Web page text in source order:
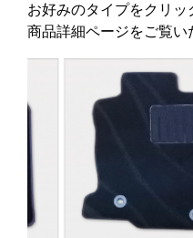
お好みのタイプをクリッ
商品詳細ページをご覧い